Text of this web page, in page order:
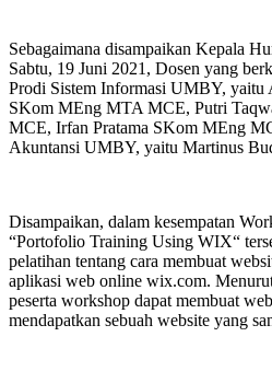
Sebagaimana disampaikan Kepala
Sabtu, 19 Juni 2021, Dosen yang
Prodi Sistem Informasi UMBY, yaitu
SKom MEng MTA MCE, Putri
MCE, Irfan Pratama SKom MEng
Akuntansi UMBY, yaitu Martinus
Disampaikan, dalam kesempatan
“Portofolio Training Using WIX“
pelatihan tentang cara membuat
aplikasi web online wix.com.
peserta workshop dapat membuat
mendapatkan sebuah website yang